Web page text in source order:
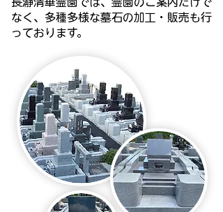
なく、多種多様な墓石の加工・販売も行
っております。